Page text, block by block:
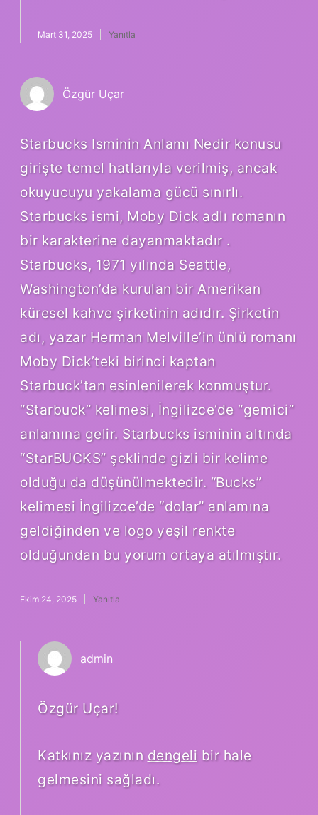
Mart 31, 2025 Yanıtla
Özgür Uçar
Starbucks Isminin Anlamı Nedir konusu
girişte temel hatlarıyla verilmiş, ancak
okuyucuyu yakalama gücü sınırlı.
Starbucks ismi, Moby Dick adlı romanın
bir karakterine dayanmaktadır .
Starbucks, 1971 yılında Seattle,
Washington’da kurulan bir Amerikan
küresel kahve şirketinin adıdır. Şirketin
adı, yazar Herman Melville’in ünlü romanı
Moby Dick’teki birinci kaptan
Starbuck’tan esinlenilerek konmuştur.
“Starbuck” kelimesi, İngilizce’de “gemici”
anlamına gelir. Starbucks isminin altında
“StarBUCKS” şeklinde gizli bir kelime
olduğu da düşünülmektedir. “Bucks”
kelimesi İngilizce’de “dolar” anlamına
geldiğinden ve logo yeşil renkte
olduğundan bu yorum ortaya atılmıştır.
Ekim 24, 2025 Yanıtla
admin
Özgür Uçar!
Katkınız yazının dengeli bir hale
gelmesini sağladı.